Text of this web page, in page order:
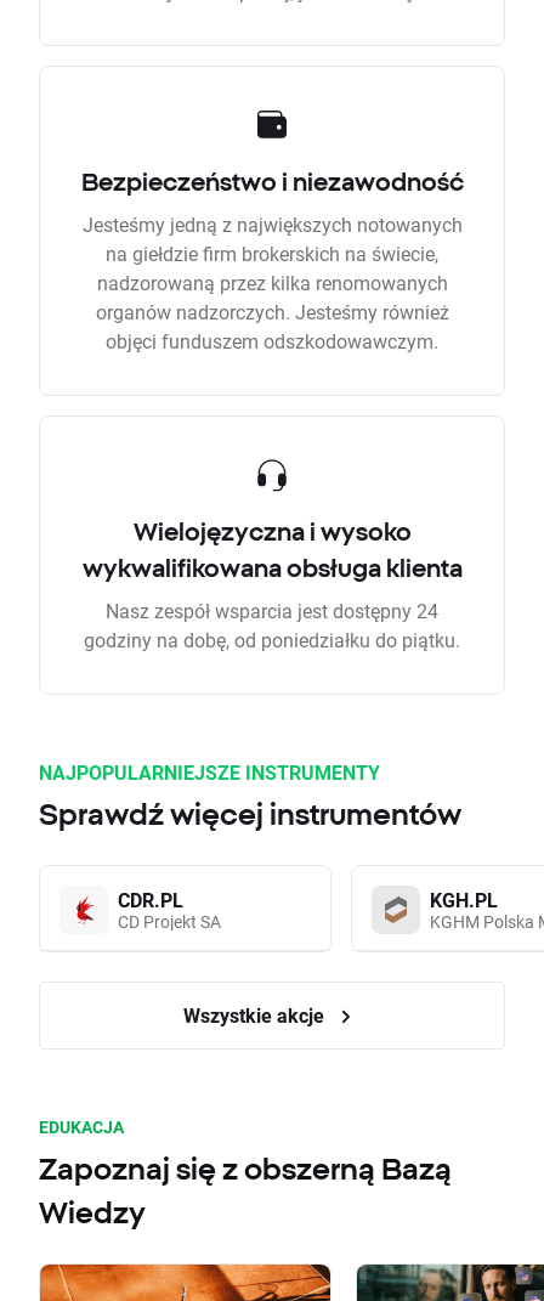
Bezpieczeństwo i niezawodność
Jesteśmy jedną z największych notowanych
na giełdzie firm brokerskich na świecie,
nadzorowaną przez kilka renomowanych
organów nadzorczych. Jesteśmy również
objęci funduszem odszkodowawczym.
Wielojęzyczna i wysoko
wykwalifikowana obsługa klienta
Nasz zespół wsparcia jest dostępny 24
godziny na dobę, od poniedziałku do piątku.
NAJPOPULARNIEJSZE INSTRUMENTY
Sprawdź więcej instrumentów
CDR.PL
CD Projekt SA
KGH.PL
KGHM Polska
Wszystkie akcje
EDUKACJA
Zapoznaj się z obszerną Bazą
Wiedzy